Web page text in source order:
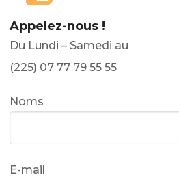
Appelez-nous !
Du Lundi – Samedi au
(225) 07 77 79 55 55
Noms
E-mail